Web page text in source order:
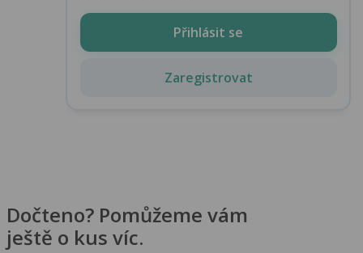
Přihlásit se
Zaregistrovat
Dočteno? Pomůžeme vám
ještě o kus víc.